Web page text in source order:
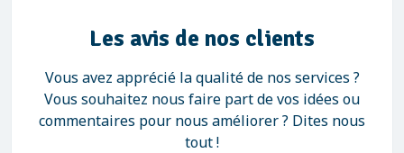
Les avis de nos clients
Vous avez apprécié la qualité de nos services ?
Vous souhaitez nous faire part de vos idées ou
commentaires pour nous améliorer ? Dites nous
tout !